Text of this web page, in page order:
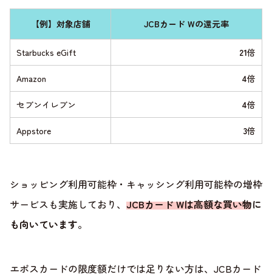
【例】対象店舗 JCBカード Wの還元率
Starbucks eGift 21倍
Amazon 4倍
セブンイレブン 4倍
Appstore 3倍
ショッピング利用可能枠・キャッシング利用可能枠の増枠
サービスも実施しており、 JCBカード Wは高額な買い物に
も向いています。
エポスカードの限度額だけでは足りない方は、JCBカード